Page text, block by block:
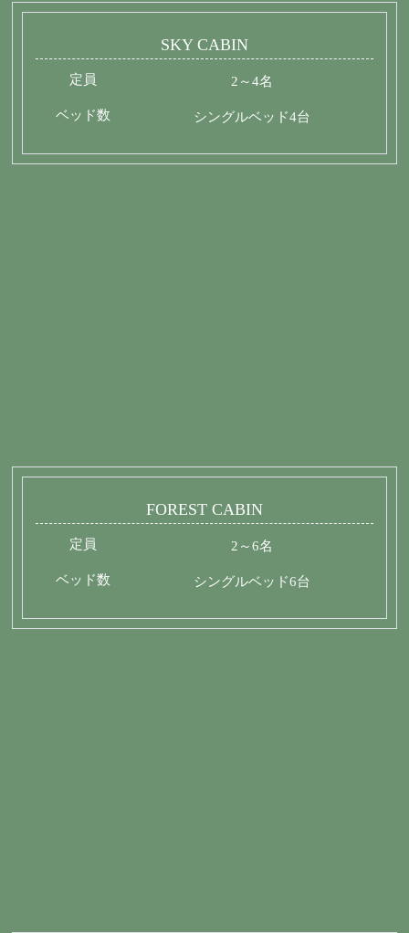
SKY CABIN
定員 2～4名
ベッド数 シングルベッド4台
FOREST CABIN
定員 2～6名
ベッド数 シングルベッド6台